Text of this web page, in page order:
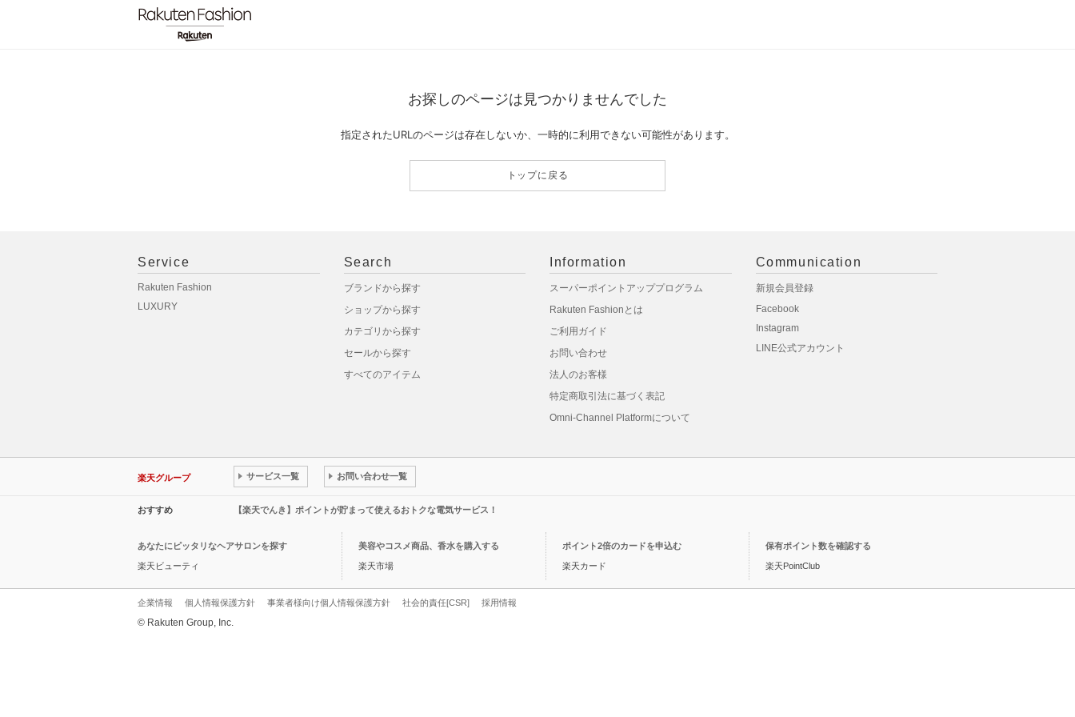
お探しのページは見つかりませんでした
指定されたURLのページは存在しないか、一時的に利用できない可能性があります。
トップに戻る
Service
Rakuten Fashion
LUXURY
Search
ブランドから探す
ショップから探す
カテゴリから探す
セールから探す
すべてのアイテム
Information
スーパーポイントアッププログラム
Rakuten Fashionとは
ご利用ガイド
お問い合わせ
法人のお客様
特定商取引法に基づく表記
Omni-Channel Platformについて
Communication
新規会員登録
Facebook
Instagram
LINE公式アカウント
楽天グループ サービス一覧 お問い合わせ一覧
おすすめ 【楽天でんき】ポイントが貯まって使えるおトクな電気サービス！
あなたにピッタリなヘアサロンを探す
楽天ビューティ
美容やコスメ商品、香水を購入する
楽天市場
ポイント2倍のカードを申込む
楽天カード
保有ポイント数を確認する
楽天PointClub
企業情報 個人情報保護方針 事業者様向け個人情報保護方針 社会的責任[CSR] 採用情報
© Rakuten Group, Inc.